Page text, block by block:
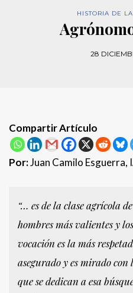
HISTORIA DE
28
Compartir Artículo
Por:Juan Camilo Esguerra,
“… es de la clase agrícola
hombres más valientes y
vocación es la más
asegurado y es mirado
que se dedican a esa